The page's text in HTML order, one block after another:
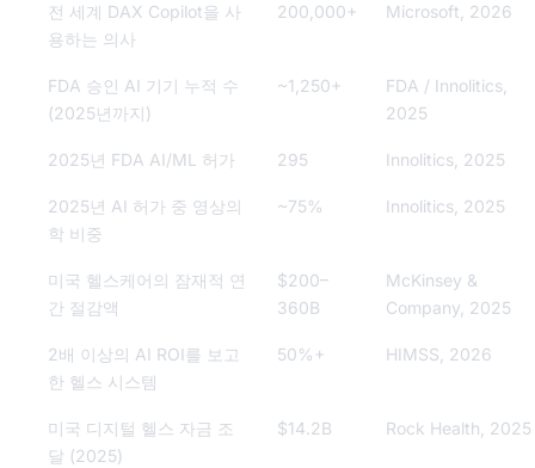
전 세계 DAX Copilot을 사
용하는 의사
200,000+ Microsoft, 2026
FDA 승인 AI 기기 누적 수
(2025년까지)
~1,250+
FDA / Innolitics,
2025
2025년 FDA AI/ML 허가 295 Innolitics, 2025
2025년 AI 허가 중 영상의
학 비중
~75% Innolitics, 2025
미국 헬스케어의 잠재적 연
간 절감액
$200–
360B
McKinsey &
Company, 2025
2배 이상의 AI ROI를 보고
한 헬스 시스템
50%+ HIMSS, 2026
미국 디지털 헬스 자금 조
달 (2025)
$14.2B Rock Health, 2025